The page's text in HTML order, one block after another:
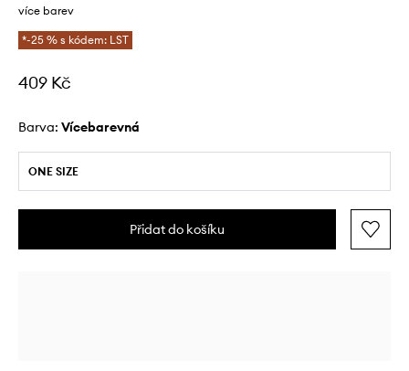
více barev
*-25 % s kódem: LST
409 Kč
Barva: vícebarevná
ONE SIZE
Přidat do košíku